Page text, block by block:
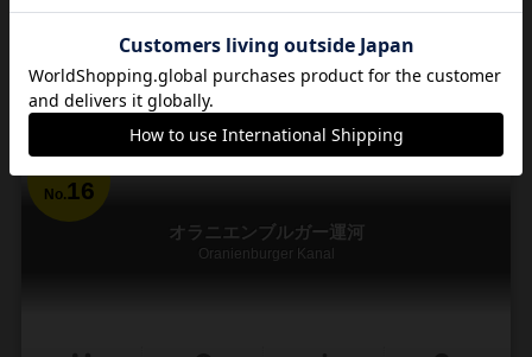
通販の取り扱いがありません
No. 16
オラニエンブルガー運河
Oranienburger Kanal